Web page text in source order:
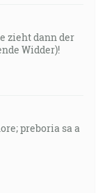
zieht dann der
Widder)!
preboria sa a